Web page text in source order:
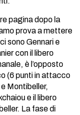
pagina dopo la
prova a mettere
sono Gennari e
con il libero
è l’opposto
(6 punti in attacco
Montibeller,
e il libero
La fase di